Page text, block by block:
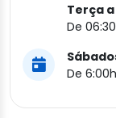
Terça
De
De